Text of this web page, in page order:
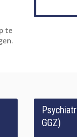
te
GGZ)